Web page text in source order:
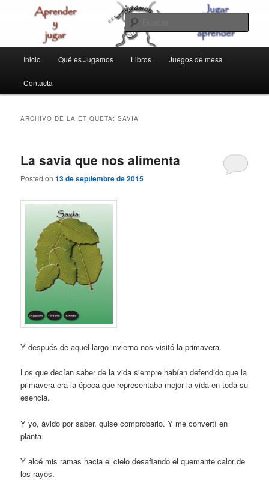
jugamos
aprender y jugar
principal
Inicio Qué es Jugamos Libros Juegos de mesa
Contacta
ARCHIVO DE LA ETIQUETA:SAVIA
La savia que nos alimenta
Posted on13 de septiembre de 2015
Y después de aquel largo invierno nos visitó la primavera.
Los que decían saber de la vida siempre habían defendido que la
primavera era la época que representaba mejor la vida en toda su
esencia.
Y yo, ávido por saber, quise comprobarlo. Y me convertí en
planta.
Y alcé mis ramas hacia el cielo desafiando el quemante calor de
los rayos.